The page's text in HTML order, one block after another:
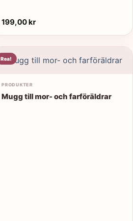
199,00kr
Rea!
PRODUKTER
Mugg till mor- och farföräldrar